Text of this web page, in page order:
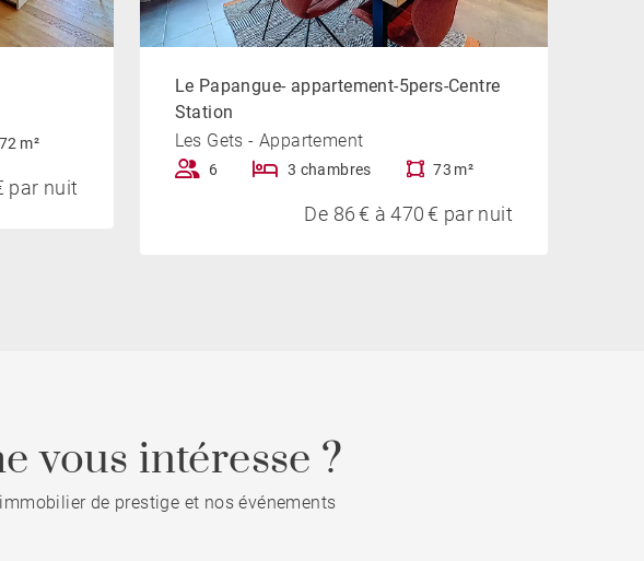
toute
72 m²
par nuit
Le Papangue- appartement-5pers-Centre
Station
Les Gets - Appartement
6 3 chambres 73 m²
De 86 € à 470 € par nuit
vous intéresse ?
de prestige et nos événements